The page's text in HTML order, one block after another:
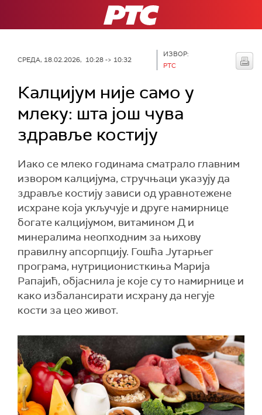
РТС
СРЕДА, 18.02.2026, 10:28 -> 10:32
ИЗВОР:
РТС
Калцијум није само у
млеку: шта још чува
здравље костију
Иако се млеко годинама сматрало главним
извором калцијума, стручњаци указују да
здравље костију зависи од уравнотежене
исхране која укључује и друге намирнице
богате калцијумом, витамином Д и
минералима неопходним за њихову
правилну апсорпцију. Гошћа Јутарњег
програма, нутриционисткиња Марија
Рапајић, објаснила је које су то намирнице и
како избалансирати исхрану да негује
кости за цео живот.